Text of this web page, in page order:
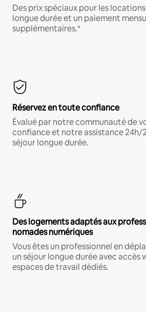
Des prix spéciaux pour les
longue durée et un paiement
supplémentaires.*
Réservez en toute confiance
Évalué par notre communauté de
confiance et notre assistance
séjour longue durée.
Des logements adaptés aux
nomades numériques
Vous êtes un professionnel en
un séjour longue durée avec
espaces de travail dédiés.